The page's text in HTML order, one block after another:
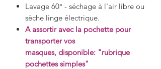
Lavage 60° - séchage à l'air libre ou
sèche linge électrique.
A assortir avec la pochette pour
transporter vos
masques, disponible: "rubrique
pochettes simples"